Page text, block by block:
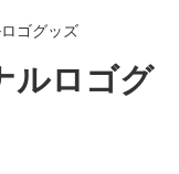
ゴグッズ
ロゴグ